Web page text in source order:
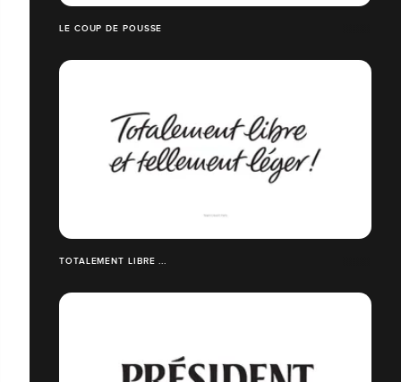
LE COUP DE POUSSE
TOTALEMENT LIBRE ...